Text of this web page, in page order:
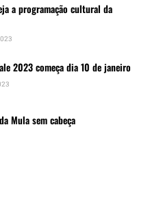
a programação cultural da
2023 começa dia 10 de janeiro
Mula sem cabeça